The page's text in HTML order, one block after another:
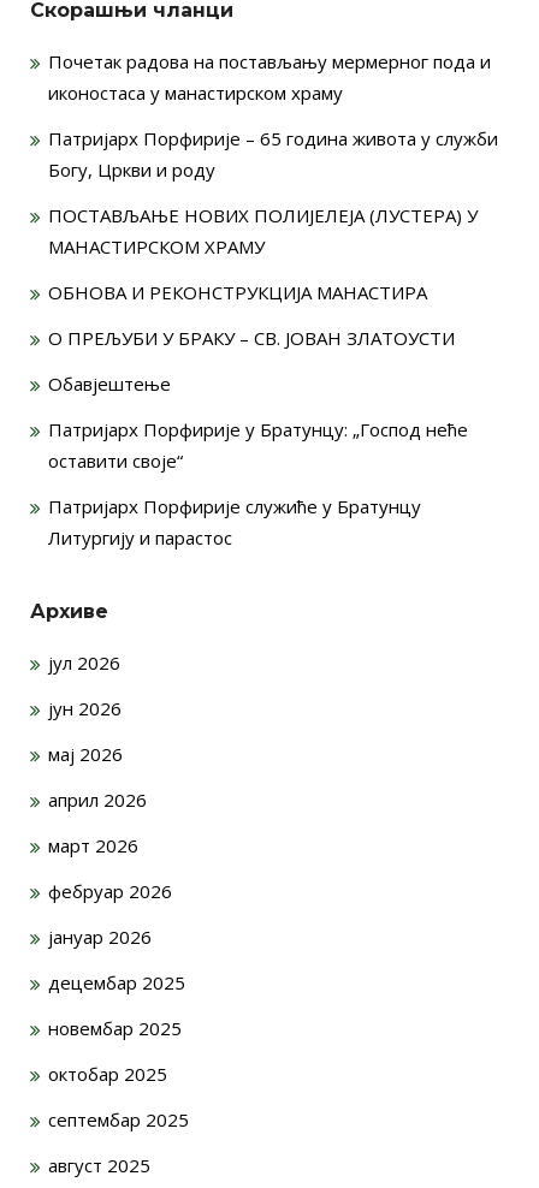
Скорашњи чланци
Почетак радова на постављању мермерног пода и
иконостаса у манастирском храму
Патријарх Порфирије – 65 година живота у служби
Богу, Цркви и роду
ПОСТАВЉАЊЕ НОВИХ ПОЛИЈЕЛЕЈА (ЛУСТЕРА) У
МАНАСТИРСКОМ ХРАМУ
ОБНОВА И РЕКОНСТРУКЦИЈА МАНАСТИРА
О ПРЕЉУБИ У БРАКУ – СВ. ЈОВАН ЗЛАТОУСТИ
Обавјештење
Патријарх Порфирије у Братунцу: „Господ неће
оставити своје“
Патријарх Порфирије служиће у Братунцу
Литургију и парастос
Архиве
јул 2026
јун 2026
мај 2026
април 2026
март 2026
фебруар 2026
јануар 2026
децембар 2025
новембар 2025
октобар 2025
септембар 2025
август 2025